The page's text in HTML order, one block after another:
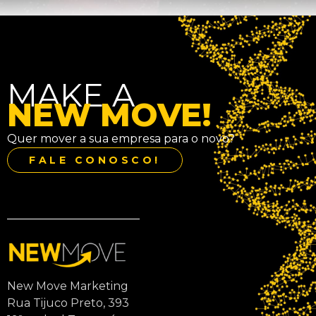
MAKE A
NEW MOVE!
Quer mover a sua empresa para o novo?
FALE CONOSCO!
New Move Marketing
Rua Tijuco Preto, 393